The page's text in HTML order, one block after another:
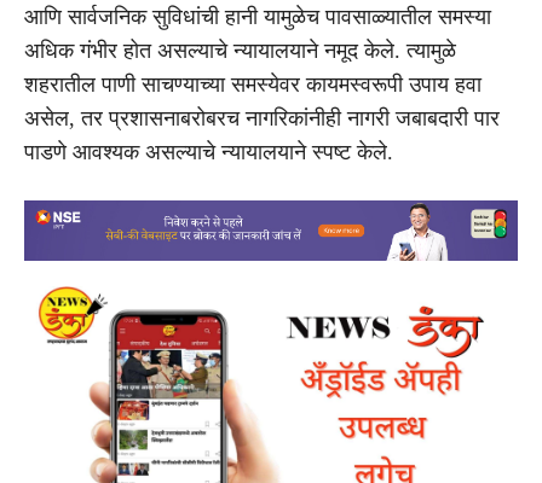
आणि सार्वजनिक सुविधांची हानी यामुळेच पावसाळ्यातील समस्या
अधिक गंभीर होत असल्याचे न्यायालयाने नमूद केले. त्यामुळे
शहरातील पाणी साचण्याच्या समस्येवर कायमस्वरूपी उपाय हवा
असेल, तर प्रशासनाबरोबरच नागरिकांनीही नागरी जबाबदारी पार
पाडणे आवश्यक असल्याचे न्यायालयाने स्पष्ट केले.